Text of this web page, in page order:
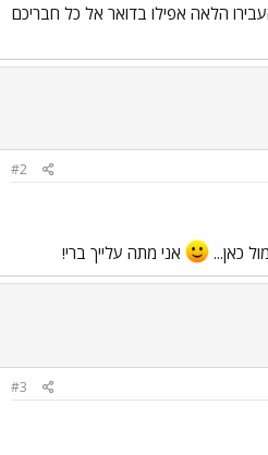
הלאה אפילו בדואר אל כל חבריכם
#2
כאן... אני מתה עלייך ברי!
#3